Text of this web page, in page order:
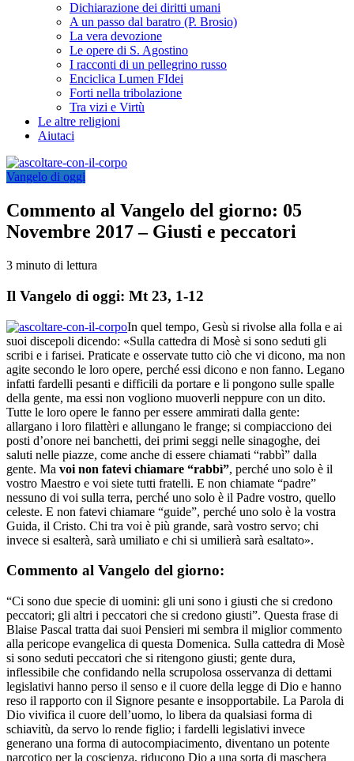
Dichiarazione dei diritti umani
A un passo dal baratro (P. Brosio)
La vera devozione
Le opere di S. Agostino
I racconti di un pellegrino russo
Enciclica Lumen FIdei
Forti nella tribolazione
Tra vizi e Virtù
Le altre religioni
Aiutaci
Vangelo di oggi
Commento al Vangelo del giorno: 05
Novembre 2017 – Giusti e peccatori
3 minuto di lettura
Il Vangelo di oggi: Mt 23, 1-12
In quel tempo, Gesù si rivolse alla folla e ai
suoi discepoli dicendo: «Sulla cattedra di Mosè si sono seduti gli
scribi e i farisei. Praticate e osservate tutto ciò che vi dicono, ma non
agite secondo le loro opere, perché essi dicono e non fanno. Legano
infatti fardelli pesanti e difficili da portare e li pongono sulle spalle
della gente, ma essi non vogliono muoverli neppure con un dito.
Tutte le loro opere le fanno per essere ammirati dalla gente:
allargano i loro filattèri e allungano le frange; si compiacciono dei
posti d’onore nei banchetti, dei primi seggi nelle sinagoghe, dei
saluti nelle piazze, come anche di essere chiamati “rabbì” dalla
gente. Ma voi non fatevi chiamare “rabbì”, perché uno solo è il
vostro Maestro e voi siete tutti fratelli. E non chiamate “padre”
nessuno di voi sulla terra, perché uno solo è il Padre vostro, quello
celeste. E non fatevi chiamare “guide”, perché uno solo è la vostra
Guida, il Cristo. Chi tra voi è più grande, sarà vostro servo; chi
invece si esalterà, sarà umiliato e chi si umilierà sarà esaltato».
Commento al Vangelo del giorno:
“Ci sono due specie di uomini: gli uni sono i giusti che si credono
peccatori; gli altri i peccatori che si credono giusti”. Questa frase di
Blaise Pascal tratta dai suoi Pensieri mi sembra il miglior commento
alla pericope evangelica di questa Domenica. Sulla cattedra di Mosè
si sono seduti peccatori che si ritengono giusti; gente dura,
inflessibile che confidando nella scrupolosa osservanza di dettami
legislativi hanno perso il senso e il cuore della legge di Dio e hanno
reso il rapporto con il Signore pesante e insopportabile. La Parola di
Dio vivifica il cuore dell’uomo, lo libera da qualsiasi forma di
schiavitù, da servo lo rende figlio; i fardelli legislativi invece
generano una forma di autocompiacimento, diventano un potente
narcotico per la coscienza, riducono Dio a una sorta di maschera